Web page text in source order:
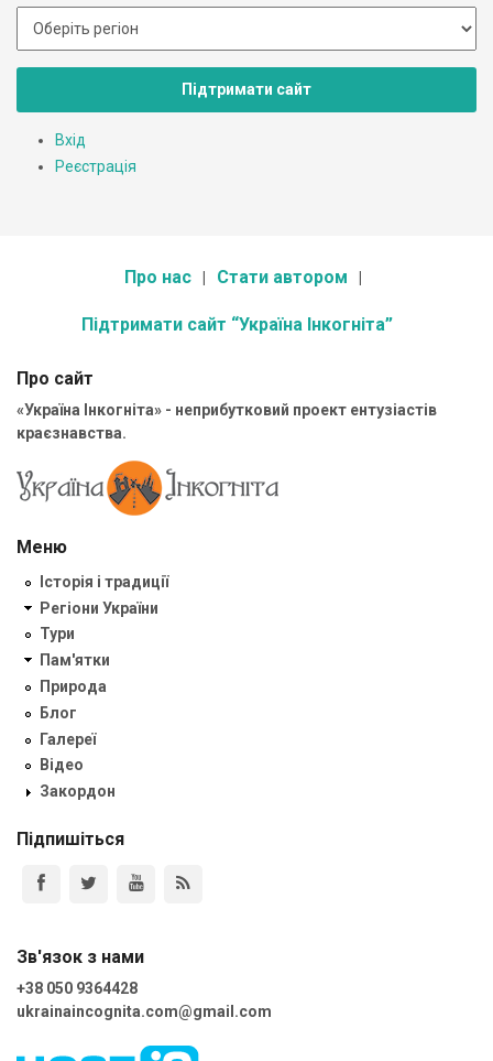
Підтримати сайт
Вхід
Реєстрація
Про нас Стати автором
Підтримати сайт “Україна Інкогніта”
Про сайт
«Україна Інкогніта» - неприбутковий проект ентузіастів
краєзнавства.
Меню
Історія і традиції
Регіони України
Тури
Пам'ятки
Природа
Блог
Галереї
Відео
Закордон
Підпишіться
Зв'язок з нами
+38 050 9364428
ukrainaincognita.com@gmail.com